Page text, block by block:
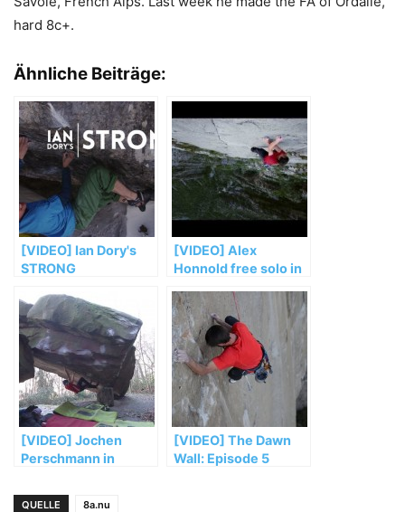
hard 8c+.
Ähnliche Beiträge:
[VIDEO] Ian Dory's
STRONG
[VIDEO] Alex
Honnold free solo in
Luminoso“
[VIDEO] Jochen
Perschmann in
Maschine“ (FB 8b+)
[VIDEO] The Dawn
Wall: Episode 5
QUELLE
8a.nu